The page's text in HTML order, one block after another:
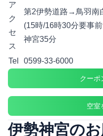
ア
ク
セ
ス
第2伊勢道路→鳥羽南
(15時/16時30分要事
神宮35分
Tel 0599-33-6000
クーポ
空室
伊勢神宮の